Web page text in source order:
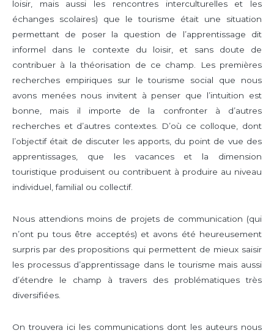
loisir, mais aussi les rencontres interculturelles et les
échanges scolaires) que le tourisme était une situation
permettant de poser la question de l’apprentissage dit
informel dans le contexte du loisir, et sans doute de
contribuer à la théorisation de ce champ. Les premières
recherches empiriques sur le tourisme social que nous
avons menées nous invitent à penser que l’intuition est
bonne, mais il importe de la confronter à d’autres
recherches et d’autres contextes. D’où ce colloque, dont
l’objectif était de discuter les apports, du point de vue des
apprentissages, que les vacances et la dimension
touristique produisent ou contribuent à produire au niveau
individuel, familial ou collectif.
Nous attendions moins de projets de communication (qui
n’ont pu tous être acceptés) et avons été heureusement
surpris par des propositions qui permettent de mieux saisir
les processus d’apprentissage dans le tourisme mais aussi
d’étendre le champ à travers des problématiques très
diversifiées.
On trouvera ici les communications dont les auteurs nous